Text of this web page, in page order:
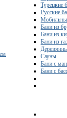
Турецкие
Русские
Бани из
Бани из
Бани из
Сауны
Бани с
Бани с